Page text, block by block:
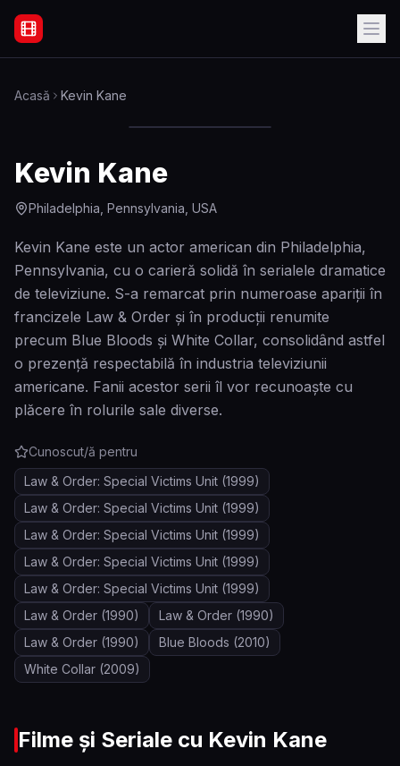
Filme Online Subtitrate - Acasă
Acasă Kevin Kane
Kevin Kane
Philadelphia, Pennsylvania, USA
Kevin Kane este un actor american din Philadelphia,
Pennsylvania, cu o carieră solidă în serialele dramatice
de televiziune. S-a remarcat prin numeroase apariții în
francizele Law & Order și în producții renumite
precum Blue Bloods și White Collar, consolidând astfel
o prezență respectabilă în industria televiziunii
americane. Fanii acestor serii îl vor recunoaște cu
plăcere în rolurile sale diverse.
Cunoscut/ă pentru
Law & Order: Special Victims Unit (1999)
Law & Order: Special Victims Unit (1999)
Law & Order: Special Victims Unit (1999)
Law & Order: Special Victims Unit (1999)
Law & Order: Special Victims Unit (1999)
Law & Order (1990) Law & Order (1990)
Law & Order (1990) Blue Bloods (2010)
White Collar (2009)
Filme și Seriale cu Kevin Kane